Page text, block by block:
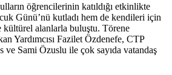
öğrencilerinin katıldığı etkinlikte
Günü’nü kutladı hem de kendileri için
kültürel alanlarla buluştu. Törene
Yardımcısı Fazilet Özdenefe, CTP
Sami Özuslu ile çok sayıda vatandaş